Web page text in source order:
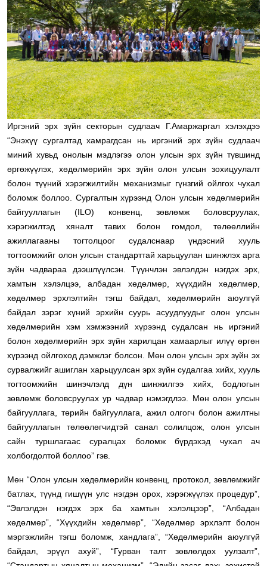
Иргэний эрх зүйн секторын судлаач Г.Амаржаргал хэлэхдээ
“Энэхүү сургалтад хамрагдсан нь иргэний эрх зүйн судлаач
миний хувьд онолын мэдлэгээ олон улсын эрх зүйн түвшинд
өргөжүүлэх, хөдөлмөрийн эрх зүйн олон улсын зохицуулалт
болон түүний хэрэгжилтийн механизмыг гүнзгий ойлгох чухал
боломж боллоо. Сургалтын хүрээнд Олон улсын хөдөлмөрийн
байгууллагын (ILO) конвенц, зөвлөмж боловсруулах,
хэрэгжилтэд хяналт тавих болон гомдол, төлөөллийн
ажиллагааны тогтолцоог судалснаар үндэсний хууль
тогтоомжийг олон улсын стандарттай харьцуулан шинжлэх арга
зүйн чадвараа дээшлүүлсэн. Түүнчлэн эвлэлдэн нэгдэх эрх,
хамтын хэлэлцээ, албадан хөдөлмөр, хүүхдийн хөдөлмөр,
хөдөлмөр эрхлэлтийн тэгш байдал, хөдөлмөрийн аюулгүй
байдал зэрэг хүний эрхийн суурь асуудлуудыг олон улсын
хөдөлмөрийн хэм хэмжээний хүрээнд судалсан нь иргэний
болон хөдөлмөрийн эрх зүйн харилцан хамаарлыг илүү өргөн
хүрээнд ойлгоход дэмжлэг болсон. Мөн олон улсын эрх зүйн эх
сурвалжийг ашиглан харьцуулсан эрх зүйн судалгаа хийх, хууль
тогтоомжийн шинэчлэлд дүн шинжилгээ хийх, бодлогын
зөвлөмж боловсруулах ур чадвар нэмэгдлээ. Мөн олон улсын
байгууллага, төрийн байгууллага, ажил олгогч болон ажилтны
байгууллагын төлөөлөгчидтэй санал солилцож, олон улсын
сайн туршлагаас суралцах боломж бүрдэхэд чухал ач
холбогдолтой боллоо” гэв.
Мөн “Олон улсын хөдөлмөрийн конвенц, протокол, зөвлөмжийг
батлах, түүнд гишүүн улс нэгдэн орох, хэрэгжүүлэх процедур”,
“Эвлэлдэн нэгдэх эрх ба хамтын хэлэлцээр”, “Албадан
хөдөлмөр”, “Хүүхдийн хөдөлмөр”, “Хөдөлмөр эрхлэлт болон
мэргэжлийн тэгш боломж, хандлага”, “Хөдөлмөрийн аюулгүй
байдал, эрүүл ахуй”, “Гурван талт зөвлөлдөх уулзалт”,